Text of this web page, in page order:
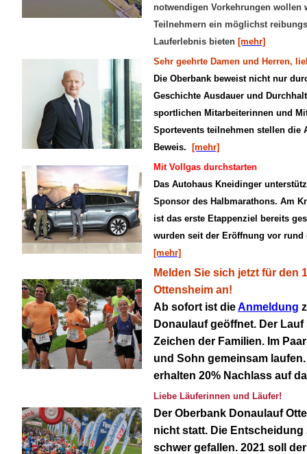
notwendigen Vorkehrungen wollen
Teilnehmern ein möglichst
Lauferlebnis bieten [mehr]
Sehr geehrte Damen und Herren,
Die Oberbank beweist nicht nur
Geschichte Ausdauer und
sportlichen Mitarbeiterinnen und
Sportevents teilnehmen stellen die
Beweis. [mehr]
Mit Vollgas durchstarten
Das Autohaus Kneidinger
Sponsor des Halbmarathons. Am
ist das erste Etappenziel bereits
wurden seit der Eröffnung vor rund
[mehr]
Melden Sie sich jetzt für den
Ottensheim an!
Ab sofort ist dieAnmeldung
Donaulauf geöffnet. Der
Zeichen der Familien. Im
und Sohn gemeinsam
erhalten 20% Nachlass auf
Liebe Läuferinnen und Läufer!
Der Oberbank Donaulauf
nicht statt. Die
schwer gefallen. 2021 soll